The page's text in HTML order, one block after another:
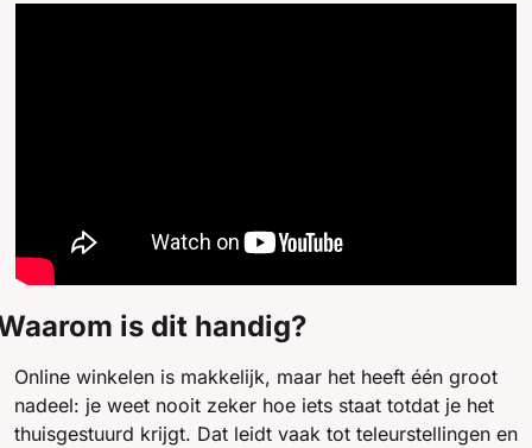
is dit handig?
Online winkelen is makkelijk, maar het heeft één groot
nadeel: je weet nooit zeker hoe iets staat totdat je het
thuisgestuurd krijgt. Dat leidt vaak tot teleurstellingen en